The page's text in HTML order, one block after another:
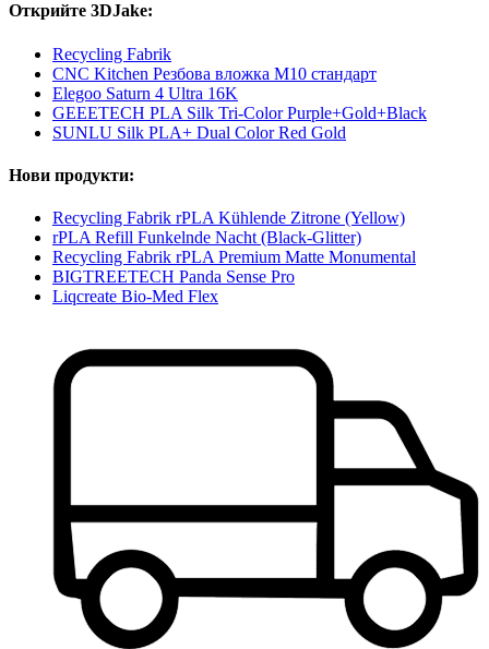
Открийте 3DJake:
Recycling Fabrik
CNC Kitchen Резбова вложка M10 стандарт
Elegoo Saturn 4 Ultra 16K
GEEETECH PLA Silk Tri-Color Purple+Gold+Black
SUNLU Silk PLA+ Dual Color Red Gold
Нови продукти:
Recycling Fabrik rPLA Kühlende Zitrone (Yellow)
rPLA Refill Funkelnde Nacht (Black-Glitter)
Recycling Fabrik rPLA Premium Matte Monumental
BIGTREETECH Panda Sense Pro
Liqcreate Bio-Med Flex